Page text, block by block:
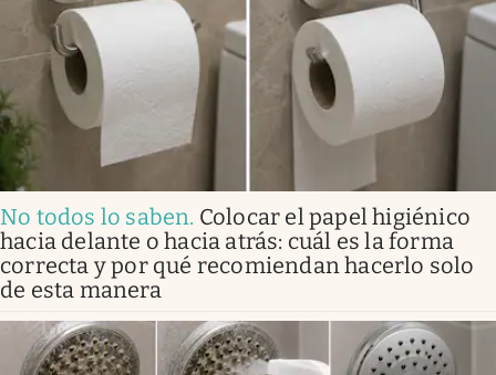
No todos lo saben. Colocar el papel higiénico
hacia delante o hacia atrás: cuál es la forma
correcta y por qué recomiendan hacerlo solo
de esta manera